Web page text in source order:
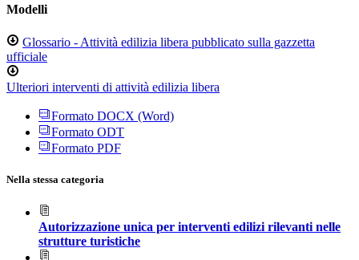
Modelli
Glossario - Attività edilizia libera pubblicato sulla gazzetta
ufficiale
Ulteriori interventi di attività edilizia libera
Formato DOCX (Word)
Formato ODT
Formato PDF
Nella stessa categoria
Autorizzazione unica per interventi edilizi rilevanti nelle
strutture turistiche